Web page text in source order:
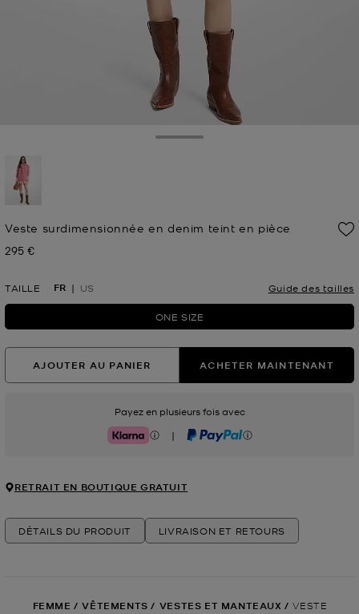
Veste surdimensionnée en denim teint en pièce
Prix actuel
295 €
TAILLE FR US Guide des tailles
ONE SIZE
AJOUTER AU PANIER ACHETER MAINTENANT
Payez en plusieurs fois avec
Klarna | PayPal
RETRAIT EN BOUTIQUE GRATUIT
DÉTAILS DU PRODUIT LIVRAISON ET RETOURS
FEMME / VÊTEMENTS / VESTES ET MANTEAUX / VESTE